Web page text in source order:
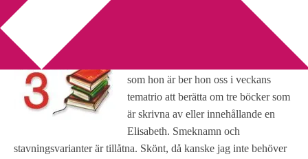
Tematrio – Elisabeth
byAnnika
som hon är ber hon oss i veckans
tematrio att berätta om tre böcker som
är skrivna av eller innehållande en
Elisabeth. Smeknamn och
stavningsvarianter är tillåtna. Skönt, då kanske jag inte behöver